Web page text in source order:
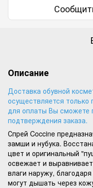
Описание
Доставка обувной
осуществляется только
для оплаты Вы сможете
подтверждения заказа.
Спрей Coccine
замши и нубука.
цвет и оригинальный
освежает и
влаги наружу,
могут дышать через